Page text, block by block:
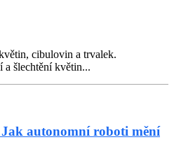
cibulovin a trvalek.
a šlechtění květin...
autonomní roboti mění